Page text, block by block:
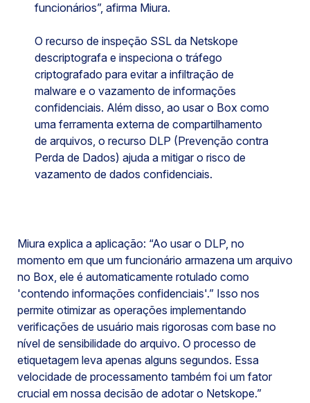
funcionários”, afirma Miura.
O recurso de inspeção SSL da Netskope
descriptografa e inspeciona o tráfego
criptografado para evitar a infiltração de
malware e o vazamento de informações
confidenciais. Além disso, ao usar o Box como
uma ferramenta externa de compartilhamento
de arquivos, o recurso DLP (Prevenção contra
Perda de Dados) ajuda a mitigar o risco de
vazamento de dados confidenciais.
Miura explica a aplicação: “Ao usar o DLP, no
momento em que um funcionário armazena um arquivo
no Box, ele é automaticamente rotulado como
'contendo informações confidenciais'.” Isso nos
permite otimizar as operações implementando
verificações de usuário mais rigorosas com base no
nível de sensibilidade do arquivo. O processo de
etiquetagem leva apenas alguns segundos. Essa
velocidade de processamento também foi um fator
crucial em nossa decisão de adotar o Netskope.”